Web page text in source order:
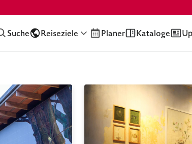
Suche Reiseziele Planer Kataloge